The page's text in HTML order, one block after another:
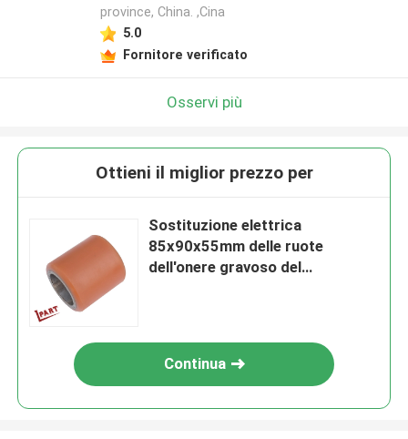
province, China. ,Cina
5.0
Fornitore verificato
Osservi più
Ottieni il miglior prezzo per
Sostituzione elettrica
85x90x55mm delle ruote
dell'onere gravoso del
Continua